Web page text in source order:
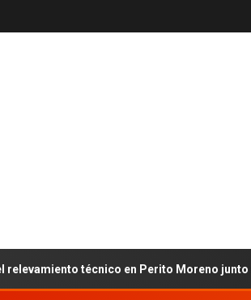
técnico en Perito Moreno junto al